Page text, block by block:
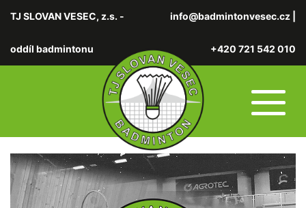
TJ SLOVAN VESEC, z.s. -
oddíl badmintonu
info@badmintonvesec.cz
+420 721 542 010